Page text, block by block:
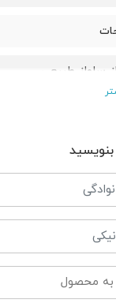
سلولز طبیعی
جذب آب بالا
بنویسید